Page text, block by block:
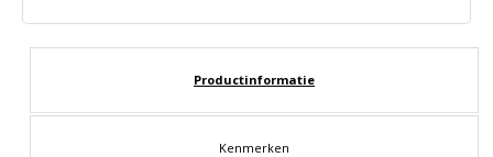
Productinformatie
Kenmerken